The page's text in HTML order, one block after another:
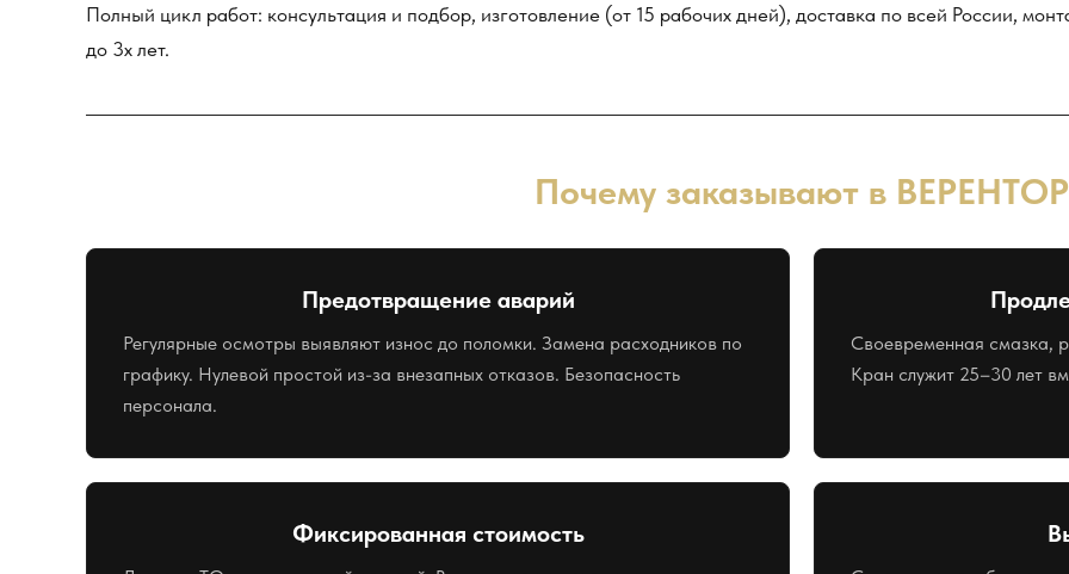
Полный цикл работ: консультация и подбор, изготовление (от 15 рабочих дней), доставка по всей России,
до 3х лет.
Почему заказывают в ВЕРЕНТОР
Предотвращение аварий
Регулярные осмотры выявляют износ до поломки. Замена расходников по
графику. Нулевой простой из-за внезапных отказов. Безопасность
персонала.
Своевременная смазка,
Кран служит 25–30 лет
Фиксированная стоимость